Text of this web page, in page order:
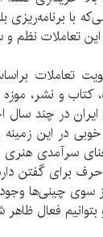
با برنامه‌ریزی
تعاملات نظم
تعاملات
کتاب و نشر،
در چند
خوبی در این
سرآمدی هنری
برای گفتن
سوی چینی‌‌ها وجود
فعال ظاهر